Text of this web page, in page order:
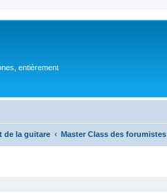
entièrement
de la guitare Master Class des forumistes